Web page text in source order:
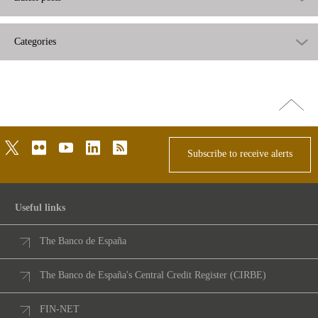
Categories
Go
top
twitterflickr youtubelinkedinrss
Subscribe to receive alerts
Useful links
The Banco de España
The Banco de España's Central Credit Register (CIRBE)
FIN-NET